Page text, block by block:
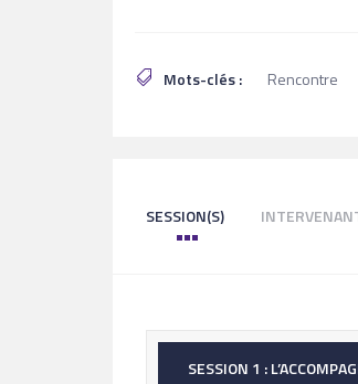
Mots-clés : Rencontre
SESSION(S)
SESSION 1 :